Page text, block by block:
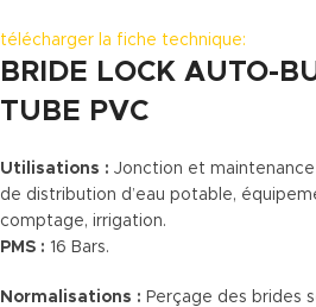
télécharger la fiche technique:
BRIDE LOCK AUTO-
TUBE PVC
Utilisations : Jonction et
de distribution d’eau potable,
comptage, irrigation.
PMS : 16 Bars.
Normalisations : Perçage des brides